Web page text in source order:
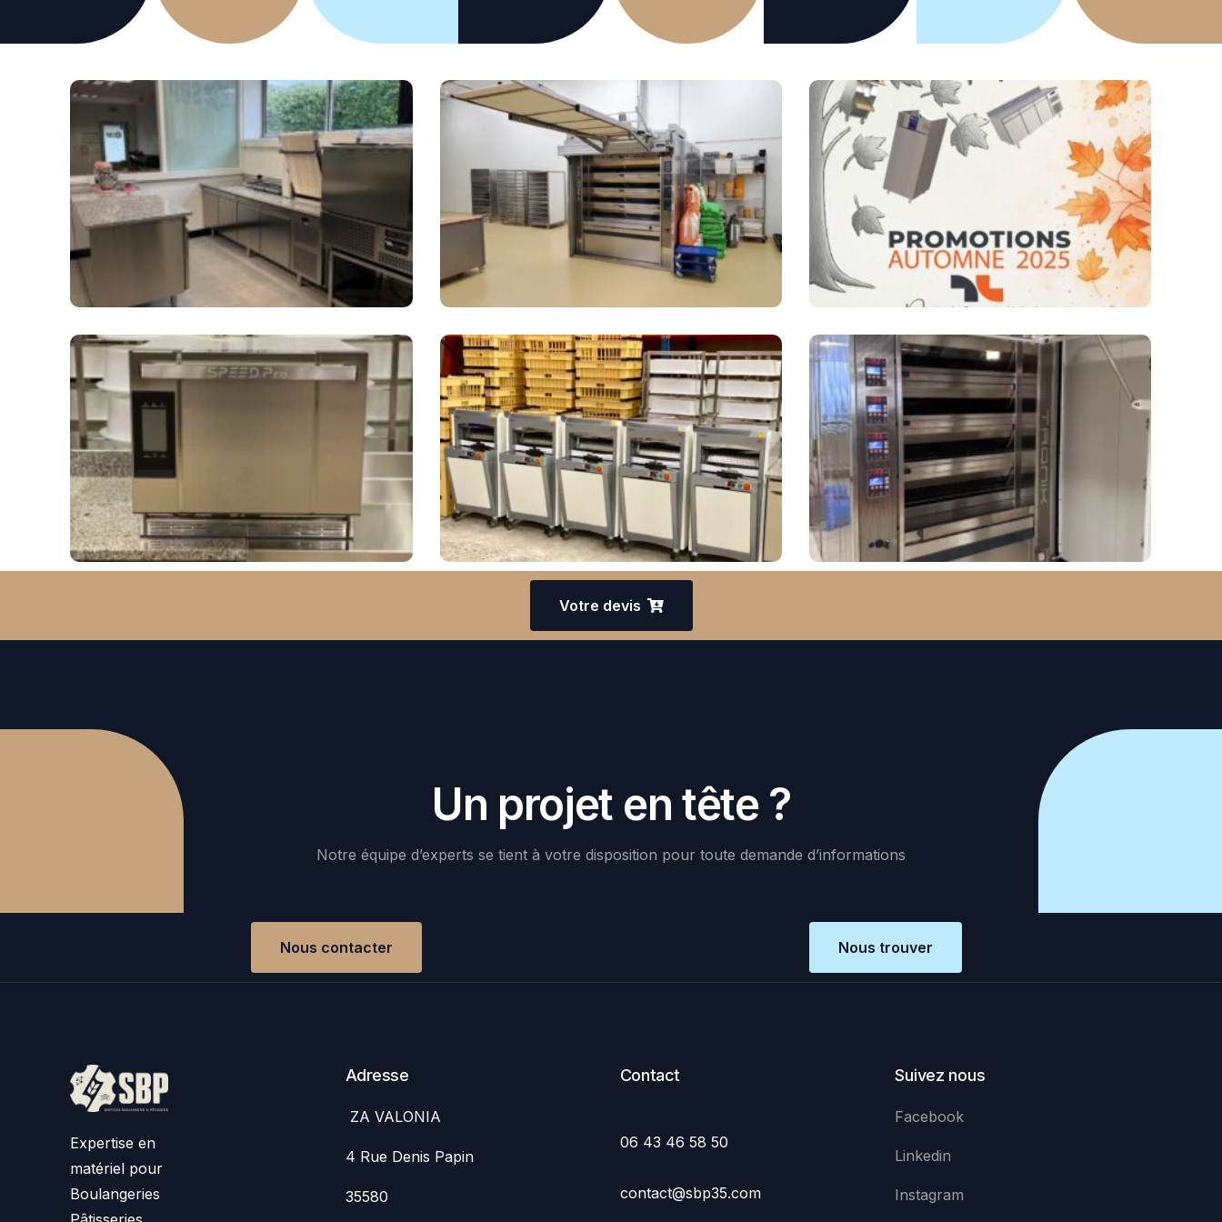
Laminoir
Armoire à bacs
Conservateur négatif
PÂTISSERIE
Tour positif
Armoire réfrigérée
Fonceuse
Tour négatif
Robot crème Dresseuse
CUISSON
Four à soles
Multifonctions
Four rotatif
Four fixe à combustion
Four combiné
Four à cuisson rapide
Produit d'entretien
TRANCHAGE DU PAIN
Trancheuse automatique
Trancheuse semi-
automatique
LAVERIE
Lave mains
Lave ustensile
Lave batterie
Lave verre/vaisselle
AGENCEMENT/MOBILIER
Agencement vitrine /
Agencement laboratoire
(mobilier inox)
Accessoire / Petit
Vous ne trouvez pas votre bonheur ? D'autres produits & variantes existent ! Contactez notre équipe
Découvrez Le Labo Des Talents ! Nouveau Laboratoire – Saint Malo
Promotions Automne 2025 –
Le Développement Du Snacking
En Boulangerie : Une Tendance En
Offrez Le Meilleur Tranchage À
Vos Clients
Grain De Délice
Votre devis
Un projet en tête ?
Notre équipe d’experts se tient à votre disposition pour toute demande d’informations
Nous contacter Nous trouver
Expertise en
matériel pour
Boulangeries
Adresse
ZA VALONIA
4 Rue Denis Papin
35580
Contact
06 43 46 58 50
contact@sbp35.com
Suivez nous
Facebook
Linkedin
Instagram